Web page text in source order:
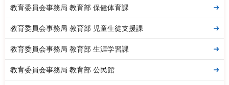
教育委員会事務局 教育部 保健体育課
教育委員会事務局 教育部 児童生徒支援課
教育委員会事務局 教育部 生涯学習課
教育委員会事務局 教育部 公民館